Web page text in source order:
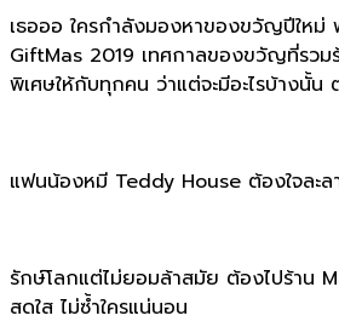
เธอออ ใครกำลังมองหาของขวัญปีใหม่
GiftMas 2019 เทศกาลของขวัญที่รว
พิเศษให้กับทุกคน ว่าแต่จะมีอะไรบ้างนั้น
แฟนน้องหมี Teddy House ต้องใจละ
รักษ์โลกแต่ไม่ยอมล้าสมัย ต้องไปร้าน
สดใส ไม่ซ้ำใครแน่นอน